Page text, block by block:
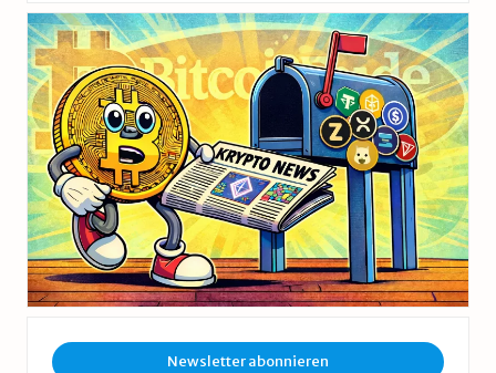
Newsletter abonnieren